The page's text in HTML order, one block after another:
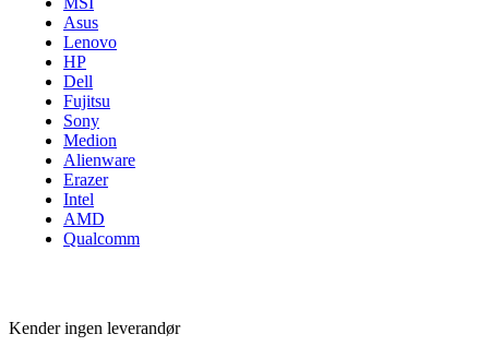
Asus
Lenovo
HP
Dell
Fujitsu
Sony
Medion
Alienware
Erazer
Intel
AMD
Qualcomm
Kender ingen leverandør